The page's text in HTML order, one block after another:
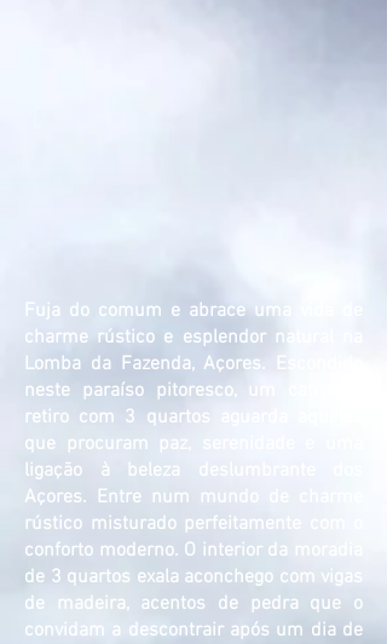
Fuja do comum e abrace uma vida de
charme rústico e esplendor natural na
Lomba da Fazenda, Açores. Escondido
neste paraíso pitoresco, um cativante
retiro com 3 quartos aguarda aqueles
que procuram paz, serenidade e uma
ligação à beleza deslumbrante dos
Açores. Entre num mundo de charme
rústico misturado perfeitamente com o
conforto moderno. O interior da moradia
de 3 quartos exala aconchego com vigas
de madeira, acentos de pedra que o
convidam a descontrair após um dia de